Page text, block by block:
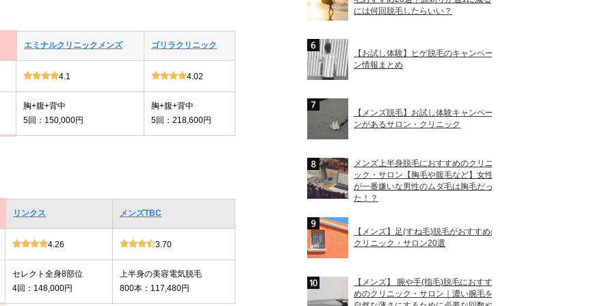
エミナルクリニックメンズ ゴリラクリニック
4.1 4.02
胸+腹+背中
5回：150,000円
胸+腹+背中
5回：218,600円
リンクス メンズTBC
4.26 3.70
セレクト全身8部位
4回：148,000円
上半身の美容電気脱毛
800本：117,480円
には何回脱毛したらいい？
【お試し体験】ヒゲ脱毛のキャンペー
ン情報まとめ
【メンズ脱毛】お試し体験キャンペー
ンがあるサロン・クリニック
メンズ上半身脱毛におすすめのクリニ
ック・サロン【胸毛や腹毛など】女性
が一番嫌いな男性のムダ毛は胸毛だっ
た！？
【メンズ】足(すね毛)脱毛がおすすめの
クリニック・サロン20選
【メンズ】 腕や手(指毛)脱毛におすす
めのクリニック・サロン｜濃い腕毛を